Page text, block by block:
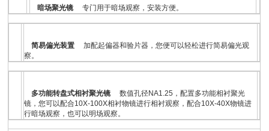
暗场聚光镜 专门用于暗场观察，安装方便。
简易偏光装置 加配起偏器和验片器，您便可以轻松进行简易偏光观
察。
多功能转盘式相衬聚光镜 数值孔径NA1.25，配置多功能相衬聚光
镜，您可以配合10X-100X相衬物镜进行相衬观察，配合10X-40X物镜进
行暗场观察，也可以明场观察。